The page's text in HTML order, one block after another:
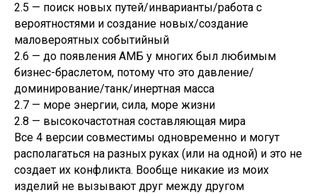
2.5 — поиск новых путей/инварианты/работа с
вероятностями и создание новых/создание
маловероятных событийный
2.6 — до появления АМБ у многих был любимым
бизнес-браслетом, потому что это давление/
доминирование/танк/инертная масса
2.7 — море энергии, сила, море жизни
2.8 — высокочастотная составляющая мира
Все 4 версии совместимы одновременно и могут
располагаться на разных руках (или на одной) и это не
создает их конфликта. Вообще никакие из моих
изделий не вызывают друг между другом